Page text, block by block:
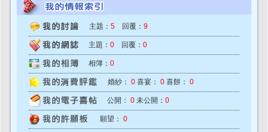
主題： 5 回覆： 9
主題： 0 回覆： 0
相簿： 0
婚紗： 0 喜宴： 0 喜餅： 0
公開： 0 未公開： 0
願望： 0